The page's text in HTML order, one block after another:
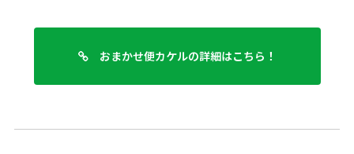
おまかせ便カケルの詳細はこちら！